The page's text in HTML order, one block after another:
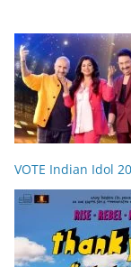
VOTE Indian Idol